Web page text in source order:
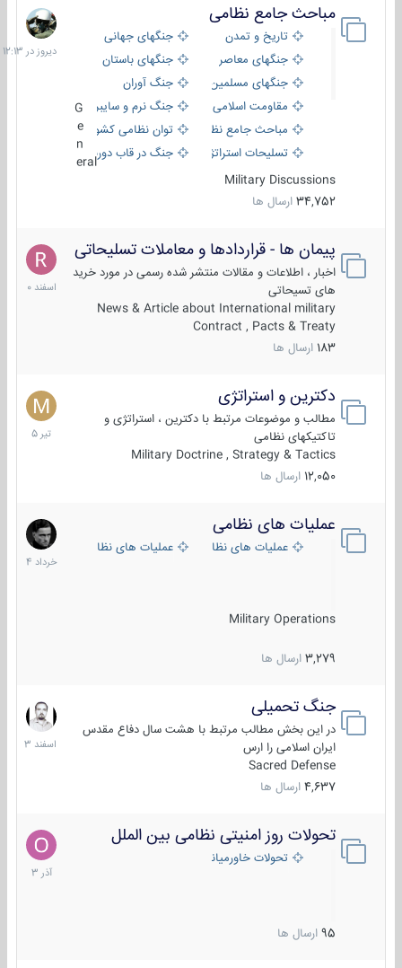
مباحث جامع نظامی
تاریخ و تمدن
جنگهای جهانی
جنگهای معاصر
جنگهای باستان
جنگهای مسلمین
جنگ آوران
مقاومت اسلامی
جنگ نرم و سایبری
مباحث جامع نظامی
توان نظامی کشورها
تسلیحات استراتژیک
جنگ در قاب دوربین
eral
Military Discussions
34,752 ارسال ها
دیروز
در
12:13
پیمان ها - قراردادها و معاملات تسلیحاتی
اخبار ، اطلاعات و مقالات منتشر شده رسمی در مورد خرید
های تسیحاتی
News & Article about International military
Contract , Pacts & Treaty
183 ارسال ها
7
اسفند
1400
دکترین و استراتژی
مطالب و موضوعات مرتبط با دکترین ، استراتژی و
تاکتیکهای نظامی
Military Doctrine , Strategy & Tactics
12,050 ارسال ها
27
تیر
1405
عملیات های نظامی
عملیات های نظامی ایرانعملیات های نظامی خارجی
Military Operations
3,279 ارسال ها
5
خرداد
1404
جنگ تحمیلی
در این بخش مطالب مرتبط با هشت سال دفاع مقدس
ایران اسلامی را ارس
Sacred Defense
4,637 ارسال ها
20
اسفند
1403
تحولات روز امنیتی نظامی بین الملل
تحولات خاورمیانه
95 ارسال ها
21
آذر
1403